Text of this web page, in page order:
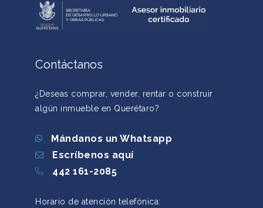
Contáctanos
¿Deseas comprar, vender, rentar o construir
algún inmueble en Querétaro?
Mándanos un Whatsapp
Escríbenos aquí
442 161-2085
Horario de atención telefónica: